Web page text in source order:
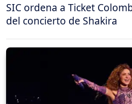
SIC ordena a Ticket
del concierto de Shakira